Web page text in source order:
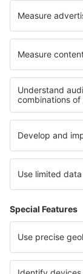
Ryanair
Despre eSky
Termeni şi
Rezervările mele
Politica de
Asistenţă şi